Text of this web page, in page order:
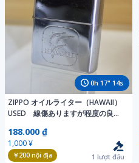
0h 17" 13s
ZIPPO オイルライター（HAWAII）
USED 線傷ありますが程度の良い
188.000 ₫
1,000 ¥
￥200nội địa 1 lượt đấu